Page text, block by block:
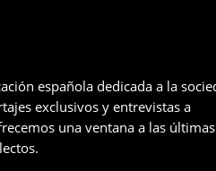
española dedicada a la
exclusivos y entrevistas a
una ventana a las últimas